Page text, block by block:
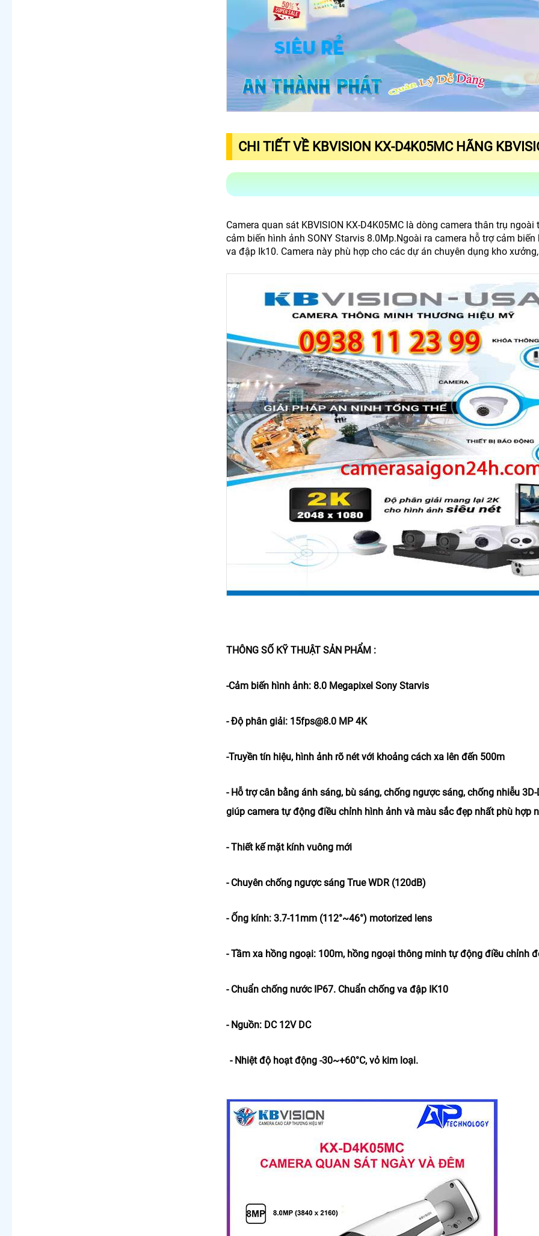
CHI TIẾT VỀ KBVISION KX-D4K05MC HÃNG
Camera quan sát KBVISION KX-D4K05MC là dòng camera thân trụ
cảm biến hình ảnh SONY Starvis 8.0Mp.Ngoài ra camera hỗ trợ cảm
va đập Ik10. Camera này phù hợp cho các dự án chuyên dụng kho
THÔNG SỐ KỸ THUẬT SẢN PHẨM :
-Cảm biến hình ảnh: 8.0 Megapixel Sony Starvis
- Độ phân giải: 15fps@8.0 MP 4K
-Truyền tín hiệu, hình ảnh rõ nét với khoảng cách xa lên đến 500m
- Hỗ trợ cân bằng ánh sáng, bù sáng, chống ngược sáng, chống nhiễu
giúp camera tự động điều chỉnh hình ảnh và màu sắc đẹp nhất phù hợp
- Thiết kế mặt kính vuông mới
- Chuyên chống ngược sáng True WDR (120dB)
- Ống kính: 3.7-11mm (112°~46°) motorized lens
- Tầm xa hồng ngoại: 100m, hồng ngoại thông minh tự động điều chỉnh
- Chuẩn chống nước IP67. Chuẩn chống va đập IK10
- Nguồn: DC 12V DC
- Nhiệt độ hoạt động -30~+60°C, vỏ kim loại.